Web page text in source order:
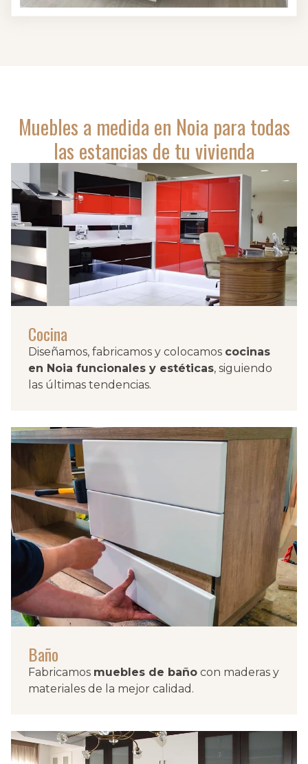
Muebles a medida en Noia para todas
las estancias de tu vivienda
Cocina
Diseñamos, fabricamos y colocamos cocinas
en Noia funcionales y estéticas, siguiendo
las últimas tendencias.
Baño
Fabricamos muebles de bañocon maderas y
materiales de la mejor calidad.